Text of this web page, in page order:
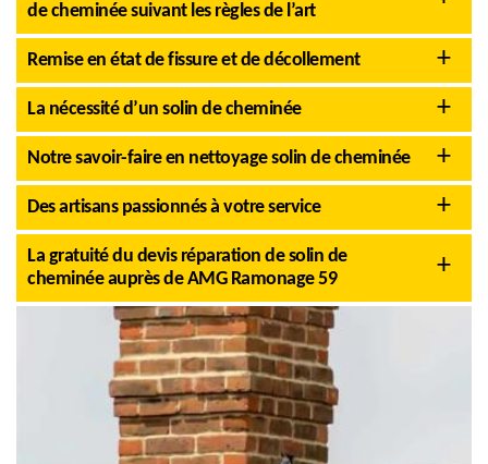
de cheminée suivant les règles de l’art
Remise en état de fissure et de décollement
La nécessité d’un solin de cheminée
Notre savoir-faire en nettoyage solin de cheminée
Des artisans passionnés à votre service
La gratuité du devis réparation de solin de
cheminée auprès de AMG Ramonage 59